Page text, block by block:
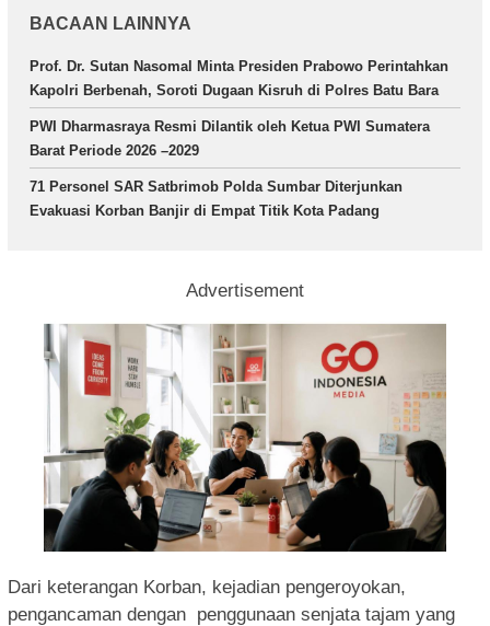
BACAAN LAINNYA
Prof. Dr. Sutan Nasomal Minta Presiden Prabowo Perintahkan
Kapolri Berbenah, Soroti Dugaan Kisruh di Polres Batu Bara
PWI Dharmasraya Resmi Dilantik oleh Ketua PWI Sumatera
Barat Periode 2026 –2029
71 Personel SAR Satbrimob Polda Sumbar Diterjunkan
Evakuasi Korban Banjir di Empat Titik Kota Padang
Advertisement
Dari keterangan Korban, kejadian pengeroyokan,
pengancaman dengan penggunaan senjata tajam yang